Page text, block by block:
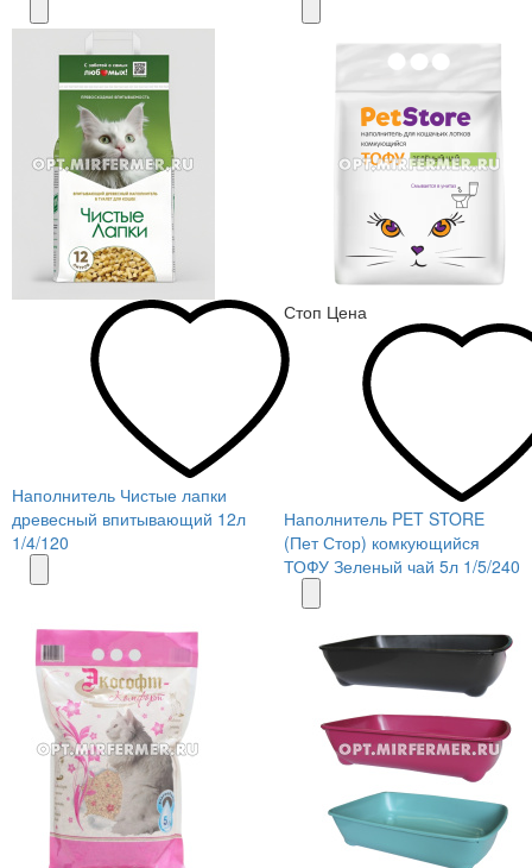
Наполнитель Чистые лапки
древесный впитывающий 12л
1/4/120
Стоп Цена
Наполнитель PET STORE
(Пет Стор) комкующийся
ТОФУ Зеленый чай 5л 1/5/240